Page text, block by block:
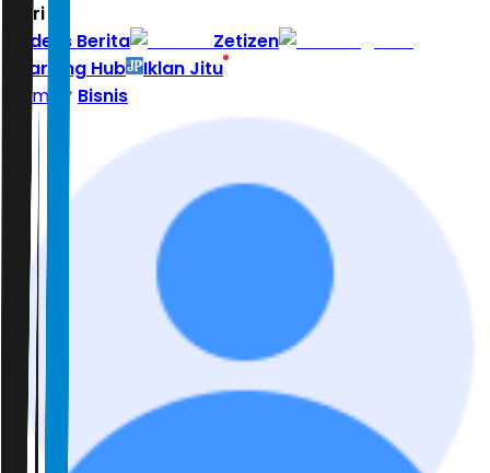
Hari ini
Indeks Berita
Zetizen
Learning Hub
Iklan Jitu
Home
Bisnis